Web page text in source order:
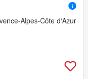
Alpes-Côte d'Azur